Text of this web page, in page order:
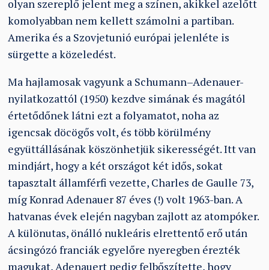
olyan szereplő jelent meg a színen, akikkel azelőtt
komolyabban nem kellett számolni a partiban.
Amerika és a Szovjetunió európai jelenléte is
sürgette a közeledést.
Ma hajlamosak vagyunk a Schumann–Adenauer-
nyilatkozattól (1950) kezdve simának és magától
értetődőnek látni ezt a folyamatot, noha az
igencsak döcögős volt, és több körülmény
együttállásának köszönhetjük sikerességét. Itt van
mindjárt, hogy a két országot két idős, sokat
tapasztalt államférfi vezette, Charles de Gaulle 73,
míg Konrad Adenauer 87 éves (!) volt 1963-ban. A
hatvanas évek elején nagyban zajlott az atompóker.
A különutas, önálló nukleáris elrettentő erő után
ácsingózó franciák egyelőre nyeregben érezték
magukat, Adenauert pedig felbőszítette, hogy